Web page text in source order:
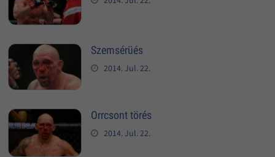
Szemsérüés
2014. Jul. 22.
Orrcsont törés
2014. Jul. 22.